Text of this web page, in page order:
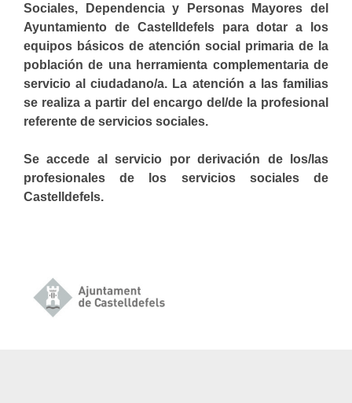
Sociales, Dependencia y Personas Mayores del
Ayuntamiento de Castelldefels para dotar a los
equipos básicos de atención social primaria de la
población de una herramienta complementaria de
servicio al ciudadano/a. La atención a las familias
se realiza a partir del encargo del/de la profesional
referente de servicios sociales.
Se accede al servicio por derivación de los/las
profesionales de los servicios sociales de
Castelldefels.